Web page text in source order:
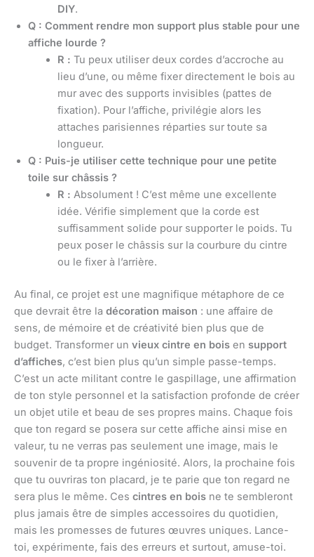
DIY.
Q : Comment rendre mon support plus stable pour une
affiche lourde ?
R : Tu peux utiliser deux cordes d’accroche au
lieu d’une, ou même fixer directement le bois au
mur avec des supports invisibles (pattes de
fixation). Pour l’affiche, privilégie alors les
attaches parisiennes réparties sur toute sa
longueur.
Q : Puis-je utiliser cette technique pour une petite
toile sur châssis ?
R : Absolument ! C’est même une excellente
idée. Vérifie simplement que la corde est
suffisamment solide pour supporter le poids. Tu
peux poser le châssis sur la courbure du cintre
ou le fixer à l’arrière.
Au final, ce projet est une magnifique métaphore de ce
que devrait être la décoration maison : une affaire de
sens, de mémoire et de créativité bien plus que de
budget. Transformer un vieux cintre en bois en support
d’affiches, c’est bien plus qu’un simple passe-temps.
C’est un acte militant contre le gaspillage, une affirmation
de ton style personnel et la satisfaction profonde de créer
un objet utile et beau de ses propres mains. Chaque fois
que ton regard se posera sur cette affiche ainsi mise en
valeur, tu ne verras pas seulement une image, mais le
souvenir de ta propre ingéniosité. Alors, la prochaine fois
que tu ouvriras ton placard, je te parie que ton regard ne
sera plus le même. Ces cintres en bois ne te sembleront
plus jamais être de simples accessoires du quotidien,
mais les promesses de futures œuvres uniques. Lance-
toi, expérimente, fais des erreurs et surtout, amuse-toi.